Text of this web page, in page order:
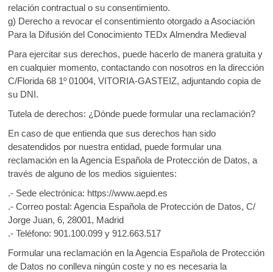
relación contractual o su consentimiento.
g) Derecho a revocar el consentimiento otorgado a Asociación
Para la Difusión del Conocimiento TEDx Almendra Medieval
Para ejercitar sus derechos, puede hacerlo de manera gratuita y
en cualquier momento, contactando con nosotros en la dirección
C/Florida 68 1º 01004, VITORIA-GASTEIZ, adjuntando copia de
su DNI.
Tutela de derechos: ¿Dónde puede formular una reclamación?
En caso de que entienda que sus derechos han sido
desatendidos por nuestra entidad, puede formular una
reclamación en la Agencia Española de Protección de Datos, a
través de alguno de los medios siguientes:
.- Sede electrónica: https://www.aepd.es
.- Correo postal: Agencia Española de Protección de Datos, C/
Jorge Juan, 6, 28001, Madrid
.- Teléfono: 901.100.099 y 912.663.517
Formular una reclamación en la Agencia Española de Protección
de Datos no conlleva ningún coste y no es necesaria la